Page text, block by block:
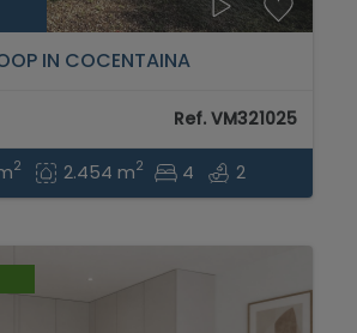
IN COCENTAINA
Ref. VM321025
2 2.454 m2 4 2